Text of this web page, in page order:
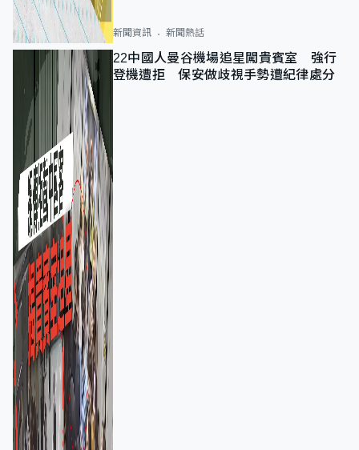
新聞資訊 新聞熱話
22中國人曼谷機場追星闖貴賓室 強行
登機遭拒 保安做歧視手勢遭紀律處分